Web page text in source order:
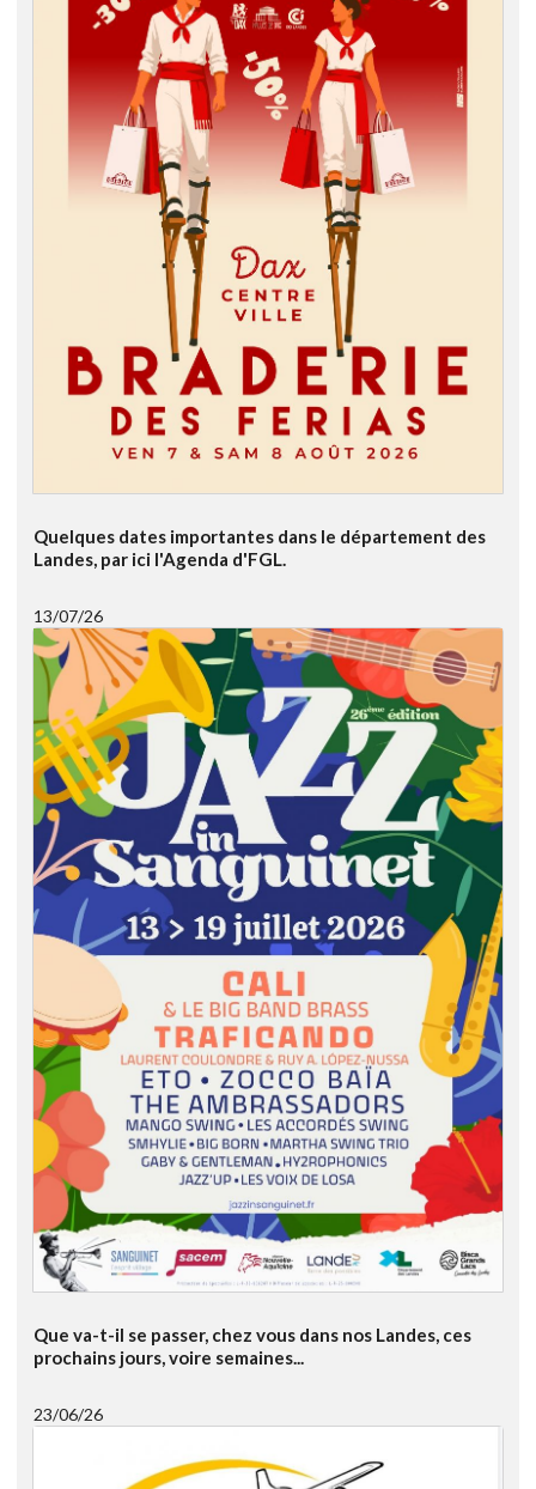
Quelques dates importantes dans le département des
Landes, par ici l'Agenda d'FGL.
13/07/26
Que va-t-il se passer, chez vous dans nos Landes, ces
prochains jours, voire semaines...
23/06/26